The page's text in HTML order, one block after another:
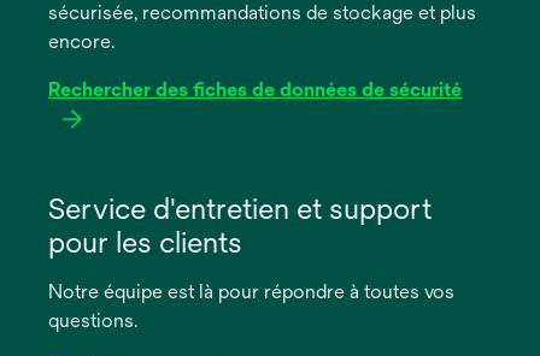
ongletsécurisée, recommandations de stockage et plus
encore.
Rechercher des fiches de données de sécurité
dans
nouvel
onglet
Service d'entretien et support
pour les clients
Notre équipe est là pour répondre à toutes vos
questions.